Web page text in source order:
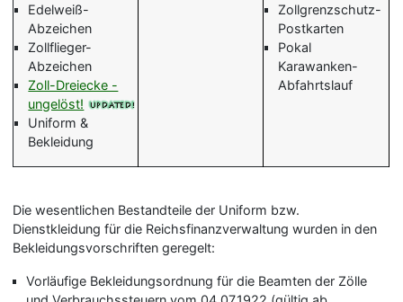
Edelweiß-
Abzeichen
Zollflieger-
Abzeichen
Zoll-Dreiecke -
ungelöst!
Uniform &
Bekleidung
Zollgrenzschutz-
Postkarten
Pokal
Karawanken-
Abfahrtslauf
Die wesentlichen Bestandteile der Uniform bzw.
Dienstkleidung für die Reichsfinanzverwaltung wurden in den
Bekleidungsvorschriften geregelt:
Vorläufige Bekleidungsordnung für die Beamten der Zölle